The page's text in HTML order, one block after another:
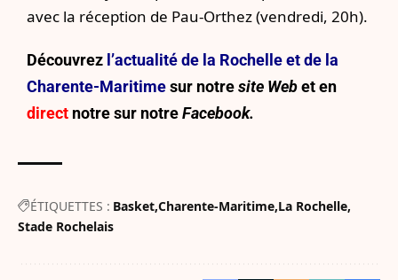
avec la réception de Pau-Orthez (vendredi, 20h).
Découvrez l’actualité de la Rochelle et de la
Charente-Maritimesur notresite Webet en
direct notre sur notreFacebook.
ÉTIQUETTES : Basket Charente-Maritime La Rochelle
Stade Rochelais